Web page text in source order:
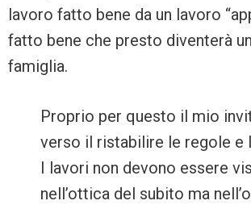
lavoro fatto bene da un lavoro
fatto bene che presto diventerà
famiglia.
Proprio per questo il mio
verso il ristabilire le regole e
I lavori non devono essere
nell’ottica del subito ma